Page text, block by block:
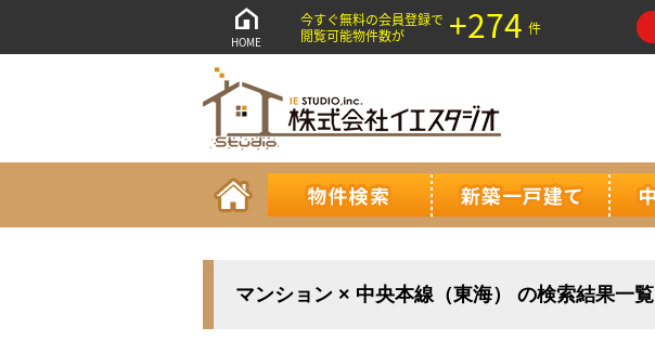
HOME
今すぐ無料の会員登録で
閲覧可能物件数が
+274 件
マンション × 中央本線（東海） の検索結果一覧